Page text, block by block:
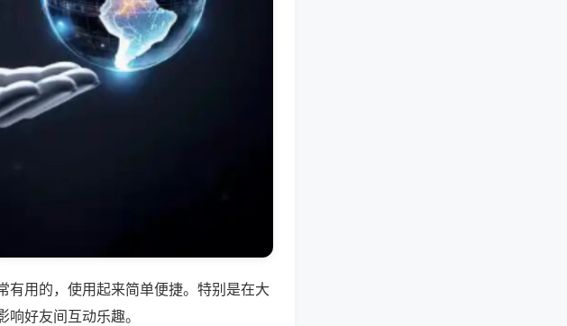
有用的，使用起来简单便捷。特别是在大
好友间互动乐趣。